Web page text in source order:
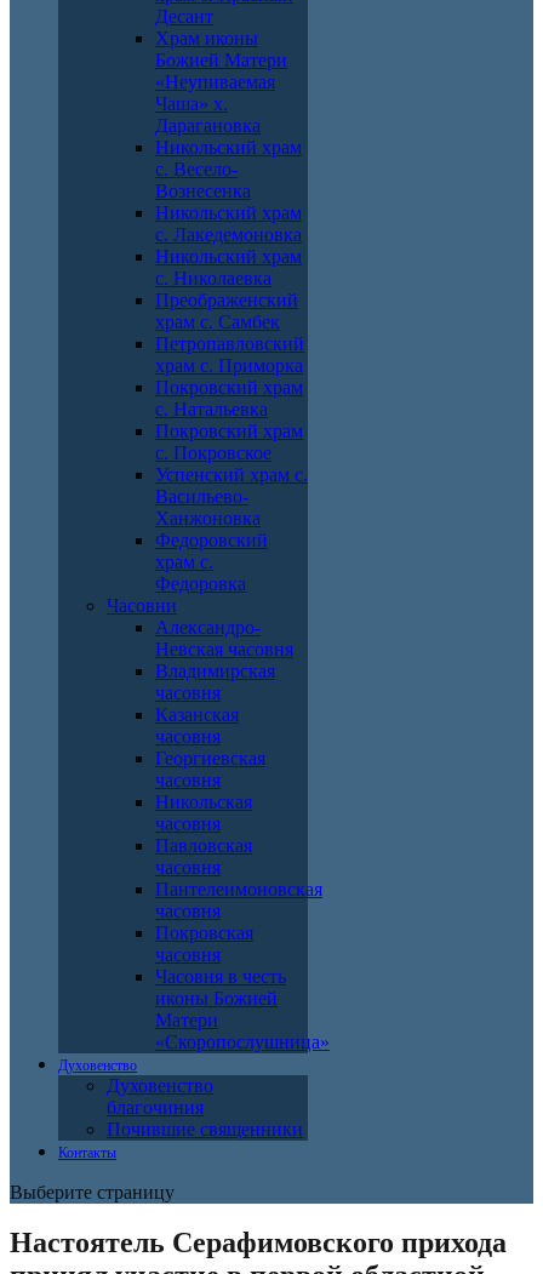
Десант
Храм иконы
Божией Матери
«Неупиваемая
Чаша» х.
Дарагановка
Никольский храм
с. Весело-
Вознесенка
Никольский храм
с. Лакедемоновка
Никольский храм
с. Николаевка
Преображенский
храм с. Самбек
Петропавловский
храм с. Приморка
Покровский храм
с. Натальевка
Покровский храм
с. Покровское
Успенский храм с.
Васильево-
Ханжоновка
Федоровский
храм с.
Федоровка
Часовни
Александро-
Невская часовня
Владимирская
часовня
Казанская
часовня
Георгиевская
часовня
Никольская
часовня
Павловская
часовня
Пантелеимоновская
часовня
Покровская
часовня
Часовня в честь
иконы Божией
Матери
«Скоропослушница»
Духовенство
Духовенство
благочиния
Почившие священники
Контакты
Выберите страницу
Настоятель Серафимовского прихода